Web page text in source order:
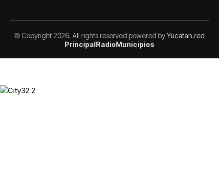
© Copyright 2026. All rights reserved powered byYucatan.red
PrincipalRadioMunicipios